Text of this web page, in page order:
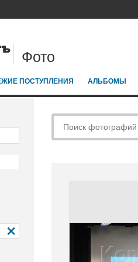
Фото
ПОСТУПЛЕНИЯ АЛЬБОМЫ